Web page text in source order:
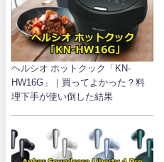
ヘルシオ ホットクック「KN-
HW16G」｜買ってよかった？料
理下手が使い倒した結果